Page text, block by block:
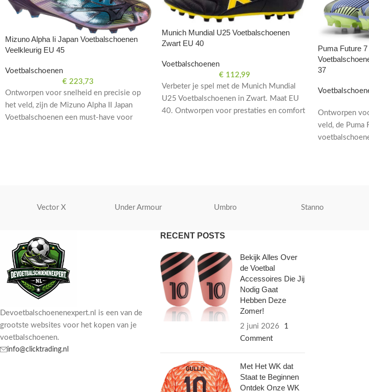
Mizuno Alpha Ii Japan Voetbalschoenen
Veelkleurig EU 45
Voetbalschoenen
€ 223,73
Ontworpen voor snelheid en precisie op
het veld, zijn de Mizuno Alpha II Japan
Voetbalschoenen een must-have voor
Munich Mundial U25 Voetbalschoenen
Zwart EU 40
Voetbalschoenen
€112,99
Verbeter je spel met de Munich Mundial
U25 Voetbalschoenen in Zwart. Maat EU
40. Ontworpen voor prestaties en comfort
Puma Future
37
Ontworpen
veld, de Puma
Vector X Under Armour Umbro Stanno
Devoetbalschoenenexpert.nl is een van de
grootste websites voor het kopen van je
voetbalschoenen.
info@clicktrading.nl
RECENT POSTS
Bekijk Alles Over
de Voetbal
Accessoires Die Jij
Nodig Gaat
Hebben Deze
Zomer!
2 juni 2026
1
Comment
Met Het WK dat
Staat te Beginnen
Ontdek Onze WK